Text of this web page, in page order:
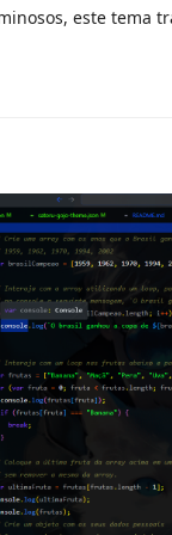
este tema